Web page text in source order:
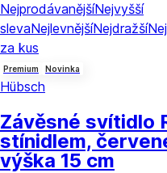
NejprodávanějšíNejvyšší
slevaNejlevnějšíNejdražší
za kus
Premium Novinka
Hübsch
Závěsné svítidlo
stínidlem,
výška 15 cm